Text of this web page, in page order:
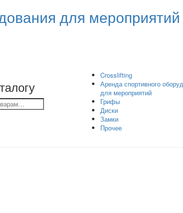
для мероприятий
Crosslifting
Аренда спортивного
для мероприятий
Грифы
Диски
Замки
Прочее